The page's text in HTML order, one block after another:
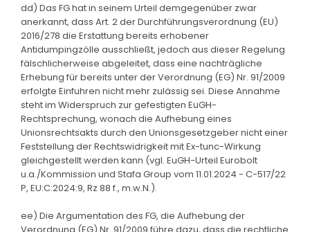
dd) Das FG hat in seinem Urteil demgegenüber zwar
anerkannt, dass Art. 2 der Durchführungsverordnung (EU)
2016/278 die Erstattung bereits erhobener
Antidumpingzölle ausschließt, jedoch aus dieser Regelung
fälschlicherweise abgeleitet, dass eine nachträgliche
Erhebung für bereits unter der Verordnung (EG) Nr. 91/2009
erfolgte Einfuhren nicht mehr zulässig sei. Diese Annahme
steht im Widerspruch zur gefestigten EuGH-
Rechtsprechung, wonach die Aufhebung eines
Unionsrechtsakts durch den Unionsgesetzgeber nicht einer
Feststellung der Rechtswidrigkeit mit Ex-tunc-Wirkung
gleichgestellt werden kann (vgl. EuGH-Urteil Eurobolt
u.a./Kommission und Stafa Group vom 11.01.2024 - C-517/22
P, EU:C:2024:9, Rz 88 f., m.w.N.).
ee) Die Argumentation des FG, die Aufhebung der